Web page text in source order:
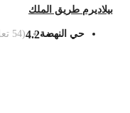
طريق الملك
حي النهضة4.2
(
54تعليق )